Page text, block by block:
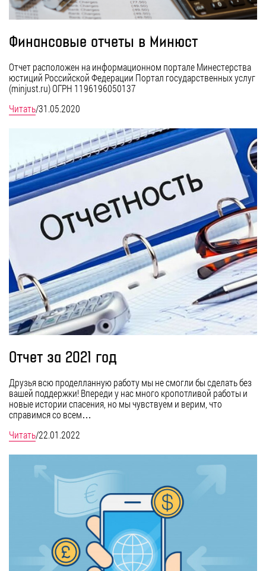
Финансовые отчеты в Минюст
Отчет расположен на информационном портале Минестерства
юстиций Российской Федерации Портал государственных услуг
(minjust.ru) ОГРН 1196196050137
Читать/31.05.2020
Отчет за 2021 год
Друзья всю проделланную работу мы не смогли бы сделать без
вашей поддержки! Впереди у нас много кропотливой работы и
новые истории спасения, но мы чувствуем и верим, что
справимся со всем…
Читать/22.01.2022